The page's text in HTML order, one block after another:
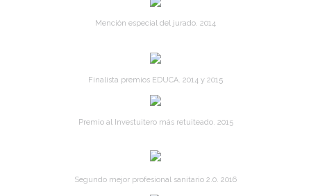
Mención especial del jurado. 2014
Finalista premios EDUCA. 2014 y 2015
Premio al Investuitero más retuiteado. 2015
Segundo mejor profesional sanitario 2.0. 2016